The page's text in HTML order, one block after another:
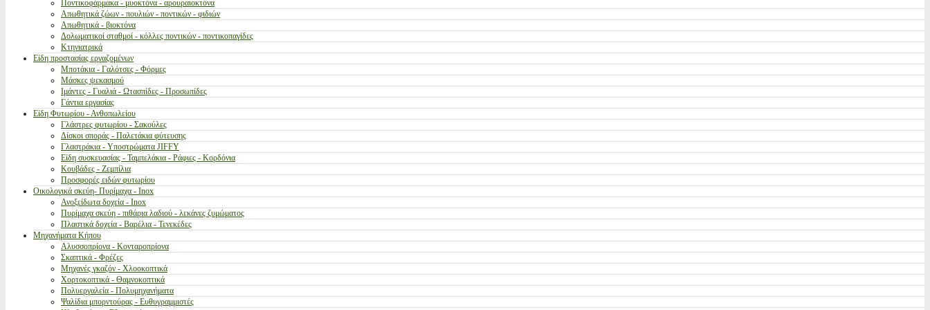
Ποντικοφάρμακα - μυοκτόνα - αρουραιοκτόνα
Απωθητικά ζώων - πουλιών - ποντικών - φιδιών
Απωθητικά - βιοκτόνα
Δολωματικοί σταθμοί - κόλλες ποντικών - ποντικοπαγίδες
Κτηνιατρικά
Είδη προστασίας εργαζομένων
Μποτάκια - Γαλότσες - Φόρμες
Μάσκες ψεκασμού
Ιμάντες - Γυαλιά - Ωτασπίδες - Προσωπίδες
Γάντια εργασίας
Είδη Φυτωρίου - Ανθοπωλείου
Γλάστρες φυτωρίου - Σακούλες
Δίσκοι σποράς - Παλετάκια φύτευσης
Γλαστράκια - Υποστρώματα JIFFY
Είδη συσκευασίας - Ταμπελάκια - Ράφιες - Κορδόνια
Κουβάδες - Ζεμπίλια
Προσφορές ειδών φυτωρίου
Οικολογικά σκεύη- Πυρίμαχα - Inox
Ανοξείδωτα δοχεία - Inox
Πυρίμαχα σκεύη - πιθάρια λαδιού - λεκάνες ζυμώματος
Πλαστικά δοχεία - Βαρέλια - Τενεκέδες
Μηχανήματα Κήπου
Αλυσσοπρίονα - Κονταροπρίονα
Σκαπτικά - Φρέζες
Μηχανές γκαζόν - Χλοοκοπτικά
Χορτοκοπτικά - Θαμνοκοπτικά
Πολυεργαλεία - Πολυμηχανήματα
Ψαλίδια μπορντούρας - Ευθυγραμμιστές